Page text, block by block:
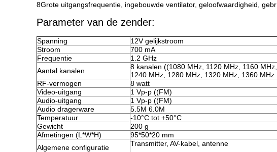
8Grote uitgangsfrequentie, ingebouwde ventilator, geloofwaardigheid,
Parameter van de zender:
Spanning
12V gelijkstroom
Stroom
700 mA
Frequentie
1.2 GHz
Aantal kanalen
8 kanalen ((1080 MHz, 1120 MHz, 1160
1240 MHz, 1280 MHz, 1320 MHz, 1360 MHz
RF-vermogen
8 watt
Video-uitgang
1 Vp-p ((FM)
Audio-uitgang
1 Vp-p ((FM)
Audio dragerware
5.5M 6.0M
Temperatuur
-10°C tot +50°C
Gewicht
200 g
Afmetingen (L*W*H)
95*50*20 mm
Algemene configuratie
Transmitter, AV-kabel, antenne